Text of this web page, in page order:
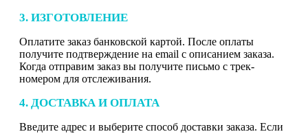
3. ИЗГОТОВЛЕНИЕ
Оплатите заказ банковской картой. После оплаты
получите подтверждение на email с описанием заказа.
Когда отправим заказ вы получите письмо с трек-
номером для отслеживания.
4. ДОСТАВКА И ОПЛАТА
Введите адрес и выберите способ доставки заказа. Если